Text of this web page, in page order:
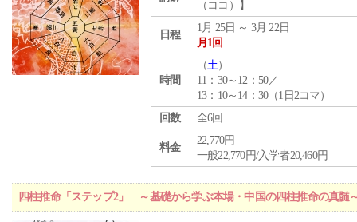
（ココ）】
日程
1月 25日 ～ 3月 22日
月1回
時間
（土）
11：30～12：50／
13：10～14：30（1日2コマ）
回数
全6回
料金
22,770円
一般22,770円/入学者20,460円
四柱推命「ステップ2」 ～基礎から学ぶ本場・中国の四柱推命の真髄